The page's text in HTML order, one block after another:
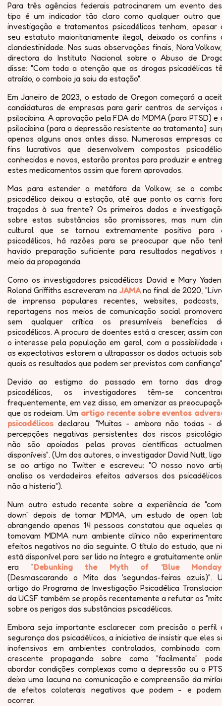
Para três agências federais patrocinarem um evento
tipo é um indicador tão claro como qualquer outro
investigação e tratamentos psicadélicos tenham, apesar
seu estatuto maioritariamente ilegal, deixado os confins
clandestinidade. Nas suas observações finais, Nora
directora do Instituto Nacional sobre o Abuso de
disse: "Com toda a atenção que as drogas psicadélicas
atraído, o comboio ja saiu da estação".
Em Janeiro de 2023, o estado de Oregon começará a
candidaturas de empresas para gerir centros de serviços
psilocibina. A aprovação pela FDA do MDMA (para PTSD) e
psilocibina (para a depressão resistente ao tratamento)
apenas alguns anos antes disso. Numerosas empresas
fins lucrativos que desenvolvem compostos
conhecidos e novos, estarão prontas para produzir e
estes medicamentos assim que forem aprovados.
Mas para estender a metáfora de Volkow, se o
psicadélico deixou a estação, até que ponto os carris
traçados à sua frente? Os primeiros dados e
sobre estas substâncias são promissores, mas num
cultural que se tornou extremamente positivo para
psicadélicos, há razões para se preocupar que não
havido preparação suficiente para resultados negativos
meio da propaganda.
Como os investigadores psicadélicos David e Mary
Roland Griffiths escreveram na JAMAno final de 2020,
de imprensa populares recentes, websites,
reportagens nos meios de comunicação social
sem qualquer crítica os presumíveis benefícios
psicadélicos. A procura de doentes está a crescer, assim
o interesse pela população em geral, com a possibilidade
as expectativas estarem a ultrapassar os dados actuais
quais os resultados que podem ser previstos com
Devido ao estigma do passado em torno das
psicadélicas, os investigadores têm-se
frequentemente, em vez disso, em amenizar as
que as rodeiam. Um artigo recente sobre eventos
psicadélicos declarou: "Muitas - embora não todas -
percepções negativas persistentes dos riscos
não são apoiadas pelas provas científicas
disponíveis". (Um dos autores, o investigador David Nutt,
se ao artigo no Twitter e escreveu: "O nosso novo
analisa os verdadeiros efeitos adversos dos
não a histeria").
Num outro estudo recente sobre a experiência de
down" depois de tomar MDMA, um estudo de open
abrangendo apenas 14 pessoas constatou que aqueles
tomavam MDMA num ambiente clínico não
efeitos negativos no dia seguinte. O título do estudo, que
está disponível para ser lido na íntegra e gratuitamente
era "Debunking the Myth of 'Blue
(Desmascarando o Mito das 'segundas-feiras azuis)".
artigo do Programa de Investigação Psicadélica
da UCSF também se propôs recentemente a refutar os
sobre os perigos das substâncias psicadélicas.
Embora seja importante esclarecer com precisão o perfil
segurança dos psicadélicos, a iniciativa de insistir que eles
inofensivos em ambientes controlados, combinada
crescente propaganda sobre como "facilmente"
abordar condições complexas como a depressão ou o
deixa uma lacuna na comunicação e compreensão da
de efeitos colaterais negativos que podem - e
ocorrer.